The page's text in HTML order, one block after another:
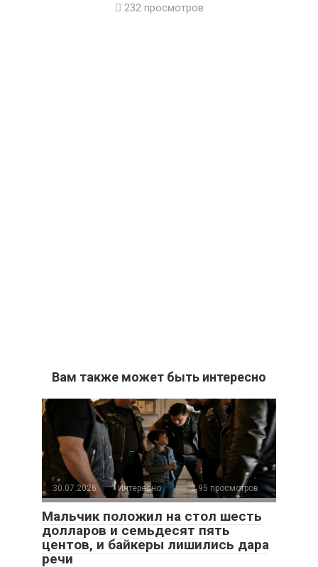
232 просмотров
Вам также может быть интересно
30.07.2026 Интересно 95 просмотров
Мальчик положил на стол шесть
долларов и семьдесят пять
центов, и байкеры лишились дара
речи